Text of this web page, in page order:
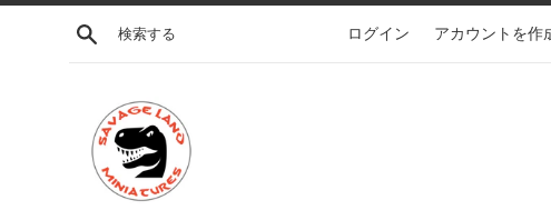
コ
検索する ログイン アカウントを作